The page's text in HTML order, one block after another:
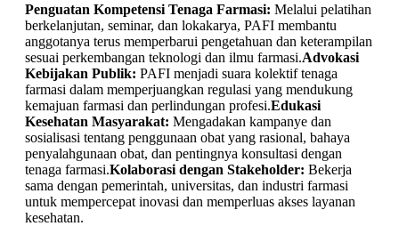
Penguatan Kompetensi Tenaga Farmasi: Melalui pelatihan
berkelanjutan, seminar, dan lokakarya, PAFI membantu
anggotanya terus memperbarui pengetahuan dan keterampilan
sesuai perkembangan teknologi dan ilmu farmasi.Advokasi
Kebijakan Publik: PAFI menjadi suara kolektif tenaga
farmasi dalam memperjuangkan regulasi yang mendukung
kemajuan farmasi dan perlindungan profesi.Edukasi
Kesehatan Masyarakat: Mengadakan kampanye dan
sosialisasi tentang penggunaan obat yang rasional, bahaya
penyalahgunaan obat, dan pentingnya konsultasi dengan
tenaga farmasi.Kolaborasi dengan Stakeholder: Bekerja
sama dengan pemerintah, universitas, dan industri farmasi
untuk mempercepat inovasi dan memperluas akses layanan
kesehatan.